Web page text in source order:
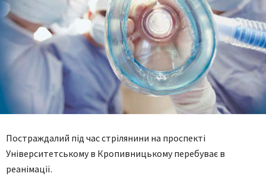
Постраждалий під час стрілянини на проспекті
Університетському в Кропивницькому перебуває в
реанімації.